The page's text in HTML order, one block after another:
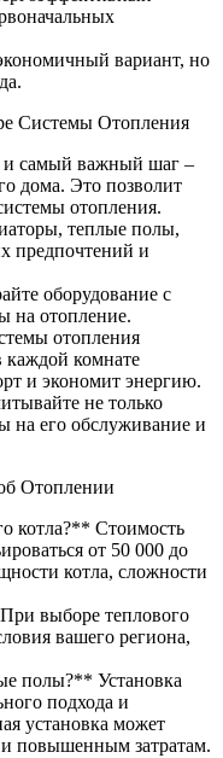
вариант, но
Системы Отопления
самый важный шаг –
дома. Это позволит
отопления.
теплые полы,
предпочтений и
оборудование с
на отопление.
отопления
каждой комнате
и экономит энергию.
не только
на его обслуживание и
Отоплении
котла?** Стоимость
от 50 000 до
котла, сложности
выборе теплового
вашего региона,
полы?** Установка
подхода и
установка может
повышенным затратам.